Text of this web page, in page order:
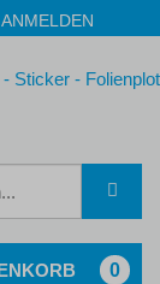
ANMELDEN
0